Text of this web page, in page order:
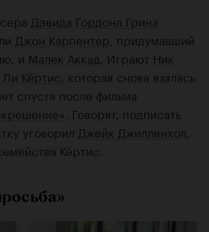
Дэвида Гордона Грина
Джон Карпентер , придумавший
и Малек Аккад . Играют Ник
Кёртис , которая снова взялась
спустя после фильма
. Говорят, подписать
уговорил Джейк Джилленхол
Кёртис.